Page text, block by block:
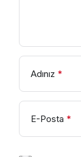
Adınız *
E-Posta *